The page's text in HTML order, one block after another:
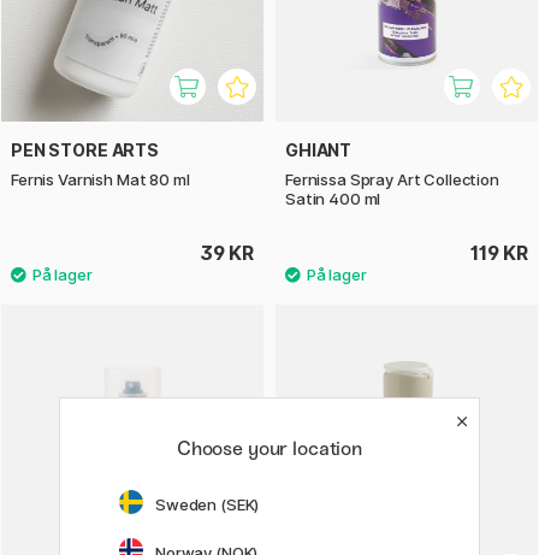
PEN STORE ARTS
Fernis Varnish Mat 80 ml
39 KR
GHIANT
Fernissa Spray Art Collection
Satin 400 ml
119 KR
Choose your location
Sweden (SEK)